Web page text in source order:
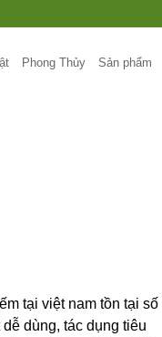
Phong Thủy Sản phẩm
₫.
tại việt nam tồn tại số
dùng, tác dụng tiêu